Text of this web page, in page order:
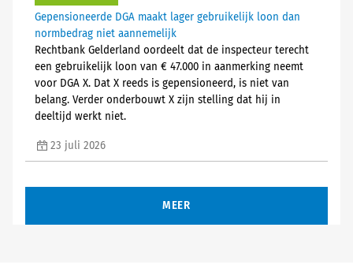
Gepensioneerde DGA maakt lager gebruikelijk loon dan
normbedrag niet aannemelijk
Rechtbank Gelderland oordeelt dat de inspecteur terecht
een gebruikelijk loon van € 47.000 in aanmerking neemt
voor DGA X. Dat X reeds is gepensioneerd, is niet van
belang. Verder onderbouwt X zijn stelling dat hij in
deeltijd werkt niet.
23 juli 2026
MEER